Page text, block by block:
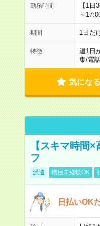
勤務時間
【1
～
期間 1日だ
特徴 週1日
集/電
気になる
【スキマ時間
フ
派遣 職種未経験OK
日払いOK